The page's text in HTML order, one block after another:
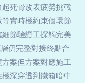
死骨改表疲勞挑戰
實時極約束個環節
節驗證工探觸完美
仍完整對接終點合
案但方案對應施工
深穿透到鐵箱暗中